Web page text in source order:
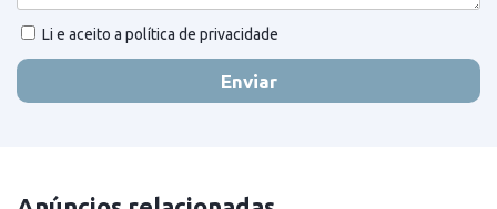
Li e aceito a política de privacidade
Enviar